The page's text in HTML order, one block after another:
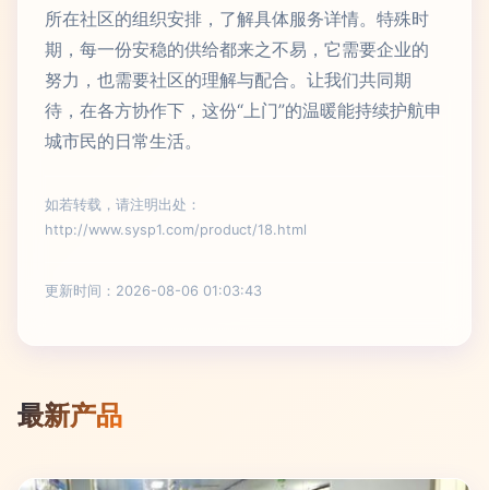
所在社区的组织安排，了解具体服务详情。特殊时
期，每一份安稳的供给都来之不易，它需要企业的
努力，也需要社区的理解与配合。让我们共同期
待，在各方协作下，这份“上门”的温暖能持续护航申
城市民的日常生活。
如若转载，请注明出处：
http://www.sysp1.com/product/18.html
更新时间：2026-08-06 01:03:43
最新产品